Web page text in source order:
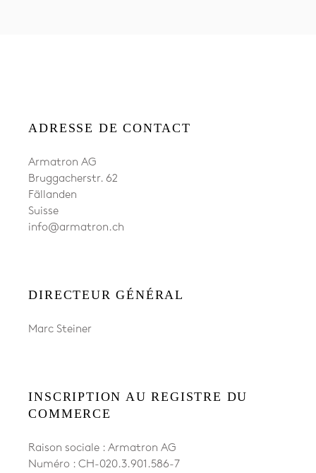
IMPRESSION
ADRESSE DE CONTACT
Armatron AG
Bruggacherstr. 62
Fällanden
Suisse
info@armatron.ch
DIRECTEUR GÉNÉRAL
Marc Steiner
INSCRIPTION AU REGISTRE DU
COMMERCE
Raison sociale : Armatron AG
Numéro : CH-020.3.901.586-7